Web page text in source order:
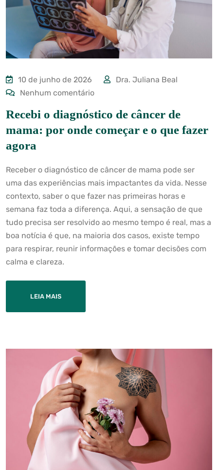
10 de junho de 2026
Dra. Juliana Beal
Nenhum comentário
Recebi o diagnóstico de câncer de
mama: por onde começar e o que fazer
agora
Receber o diagnóstico de câncer de mama pode ser
uma das experiências mais impactantes da vida. Nesse
contexto, saber o que fazer nas primeiras horas e
semana faz toda a diferença. Aqui, a sensação de que
tudo precisa ser resolvido ao mesmo tempo é real, mas a
boa notícia é que, na maioria dos casos, existe tempo
para respirar, reunir informações e tomar decisões com
calma e clareza.
LEIA MAIS